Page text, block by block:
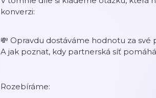
konverzi:
💸 Opravdu dostáváme hodnotu za své
A jak poznat, kdy partnerská síť
Rozebíráme: